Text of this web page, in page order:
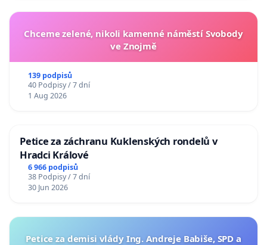
Chceme zelené, nikoli kamenné náměstí Svobody
ve Znojmě
139 podpisů
40 Podpisy / 7 dní
1 Aug 2026
Petice za záchranu Kuklenských rondelů v
Hradci Králové
6 966 podpisů
38 Podpisy / 7 dní
30 Jun 2026
Petice za demisi vlády Ing. Andreje Babiše, SPD a